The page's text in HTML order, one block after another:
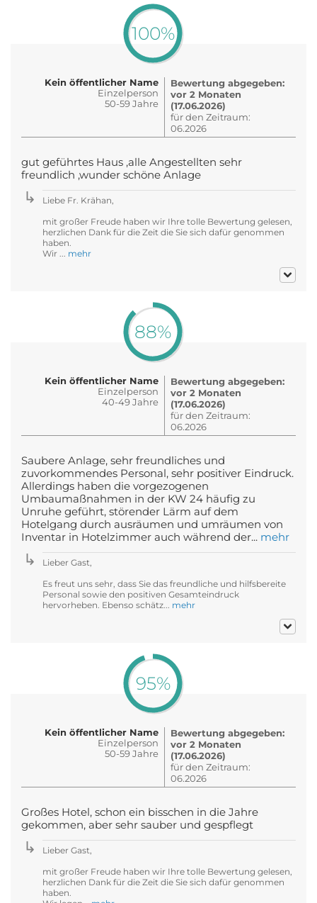
100%
Kein öffentlicher Name
Einzelperson
50-59 Jahre
Bewertung abgegeben:
vor 2 Monaten
(17.06.2026)
für den Zeitraum:
06.2026
gut geführtes Haus ,alle Angestellten sehr
freundlich ,wunder schöne Anlage
Liebe Fr. Krähan,
mit großer Freude haben wir Ihre tolle Bewertung gelesen,
herzlichen Dank für die Zeit die Sie sich dafür genommen
haben.
Wir ... mehr
88%
Kein öffentlicher Name
Einzelperson
40-49 Jahre
Bewertung abgegeben:
vor 2 Monaten
(17.06.2026)
für den Zeitraum:
06.2026
Saubere Anlage, sehr freundliches und
zuvorkommendes Personal, sehr positiver Eindruck.
Allerdings haben die vorgezogenen
Umbaumaßnahmen in der KW 24 häufig zu
Unruhe geführt, störender Lärm auf dem
Hotelgang durch ausräumen und umräumen von
Inventar in Hotelzimmer auch während der... mehr
Lieber Gast,
Es freut uns sehr, dass Sie das freundliche und hilfsbereite
Personal sowie den positiven Gesamteindruck
hervorheben. Ebenso schätz... mehr
95%
Kein öffentlicher Name
Einzelperson
50-59 Jahre
Bewertung abgegeben:
vor 2 Monaten
(17.06.2026)
für den Zeitraum:
06.2026
Großes Hotel, schon ein bisschen in die Jahre
gekommen, aber sehr sauber und gespflegt
Lieber Gast,
mit großer Freude haben wir Ihre tolle Bewertung gelesen,
herzlichen Dank für die Zeit die Sie sich dafür genommen
haben.